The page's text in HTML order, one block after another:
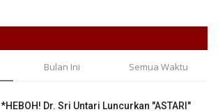
Bulan Ini Semua Waktu
*HEBOH! Dr. Sri Untari Luncurkan "ASTARI"